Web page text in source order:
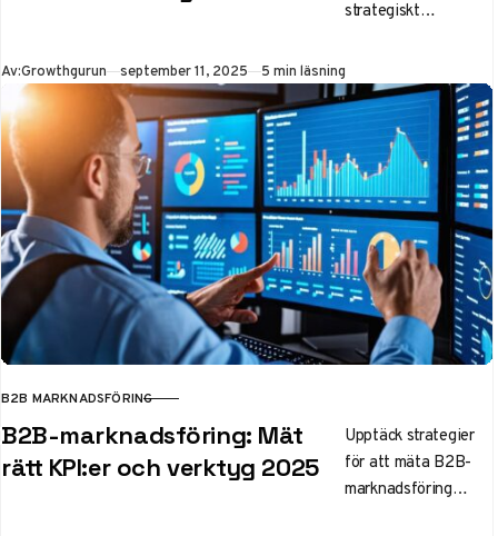
strategiskt
Expertguide för
företag som vill
positionera sig som
kunskapsledare och
bygga förtroende.
Av:Growthgurun Publicerad
september 11, 2025 5 min läsning
KATEGORI
B2B MARKNADSFÖRING
B2B-marknadsföring: Mät
rätt KPI:er och verktyg 2025
Upptäck strategier
för att mäta B2B-
marknadsföring